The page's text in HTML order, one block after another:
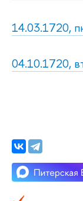
14.03.1720,
04.10.1720,